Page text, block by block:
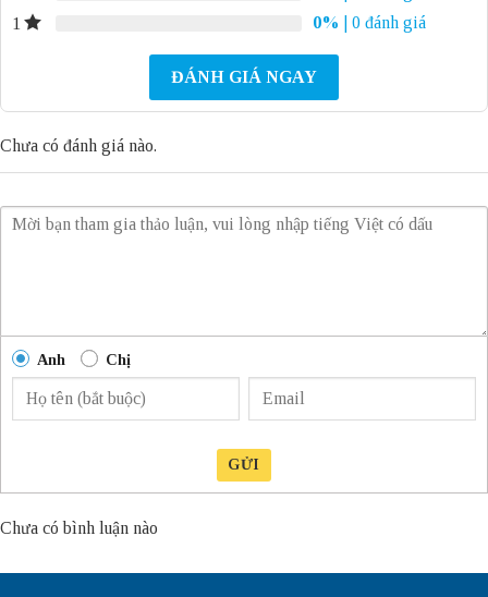
1
0% | 0 đánh giá
ĐÁNH GIÁ NGAY
Chưa có đánh giá nào.
Anh Chị
GỬI
Chưa có bình luận nào